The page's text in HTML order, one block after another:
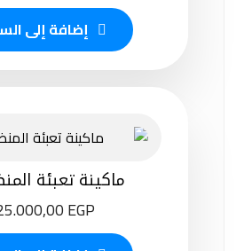
إضافة إلى
ماكينة تعبئة
EGP